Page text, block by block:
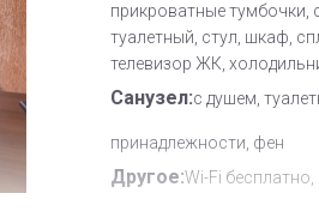
прикроватные тумбочки,
туалетный, стул, шкаф,
телевизор ЖК,
Санузел:с душем,
принадлежности, фен
Другое:Wi-Fi